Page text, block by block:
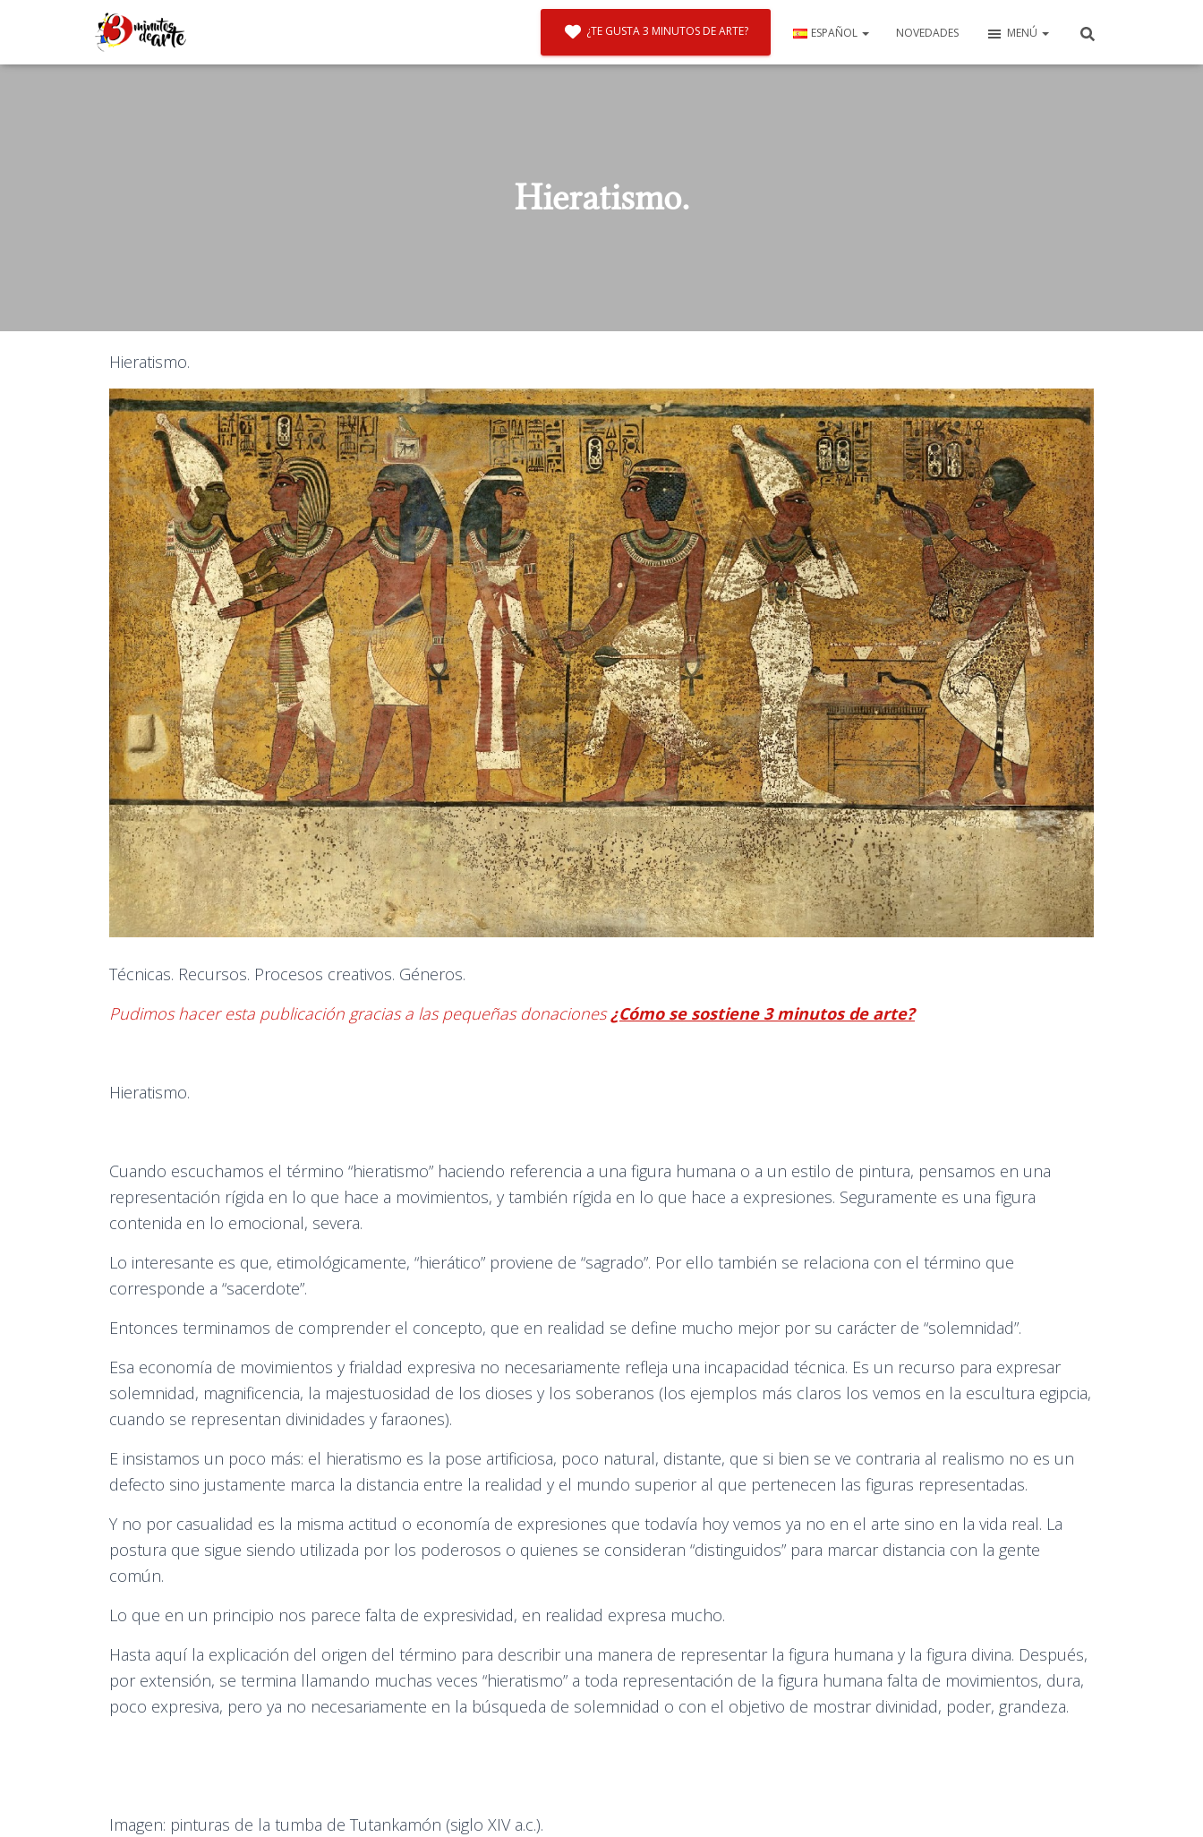
¿TE GUSTA 3 MINUTOS DE ARTE? ESPAÑOL NOVEDADES MENÚ
Hieratismo.
Hieratismo.
Técnicas. Recursos. Procesos creativos. Géneros.
Pudimos hacer esta publicación gracias a las pequeñas donaciones¿Cómo se sostiene 3 minutos de arte?
Hieratismo.
Cuando escuchamos el término “hieratismo” haciendo referencia a una figura humana o a un estilo de pintura, pensamos en una
representación rígida en lo que hace a movimientos, y también rígida en lo que hace a expresiones. Seguramente es una figura
contenida en lo emocional, severa.
Lo interesante es que, etimológicamente, “hierático” proviene de “sagrado”. Por ello también se relaciona con el término que
corresponde a “sacerdote”.
Entonces terminamos de comprender el concepto, que en realidad se define mucho mejor por su carácter de “solemnidad”.
Esa economía de movimientos y frialdad expresiva no necesariamente refleja una incapacidad técnica. Es un recurso para expresar
solemnidad, magnificencia, la majestuosidad de los dioses y los soberanos (los ejemplos más claros los vemos en la escultura egipcia,
cuando se representan divinidades y faraones).
E insistamos un poco más: el hieratismo es la pose artificiosa, poco natural, distante, que si bien se ve contraria al realismo no es un
defecto sino justamente marca la distancia entre la realidad y el mundo superior al que pertenecen las figuras representadas.
Y no por casualidad es la misma actitud o economía de expresiones que todavía hoy vemos ya no en el arte sino en la vida real. La
postura que sigue siendo utilizada por los poderosos o quienes se consideran “distinguidos” para marcar distancia con la gente
común.
Lo que en un principio nos parece falta de expresividad, en realidad expresa mucho.
Hasta aquí la explicación del origen del término para describir una manera de representar la figura humana y la figura divina. Después,
por extensión, se termina llamando muchas veces “hieratismo” a toda representación de la figura humana falta de movimientos, dura,
poco expresiva, pero ya no necesariamente en la búsqueda de solemnidad o con el objetivo de mostrar divinidad, poder, grandeza.
Imagen: pinturas de la tumba de Tutankamón (siglo XIV a.c.).